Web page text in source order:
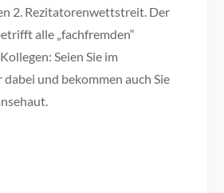
2. Rezitatorenwettstreit. Der
alle „fachfremden“
Seien Sie im
und bekommen auch Sie